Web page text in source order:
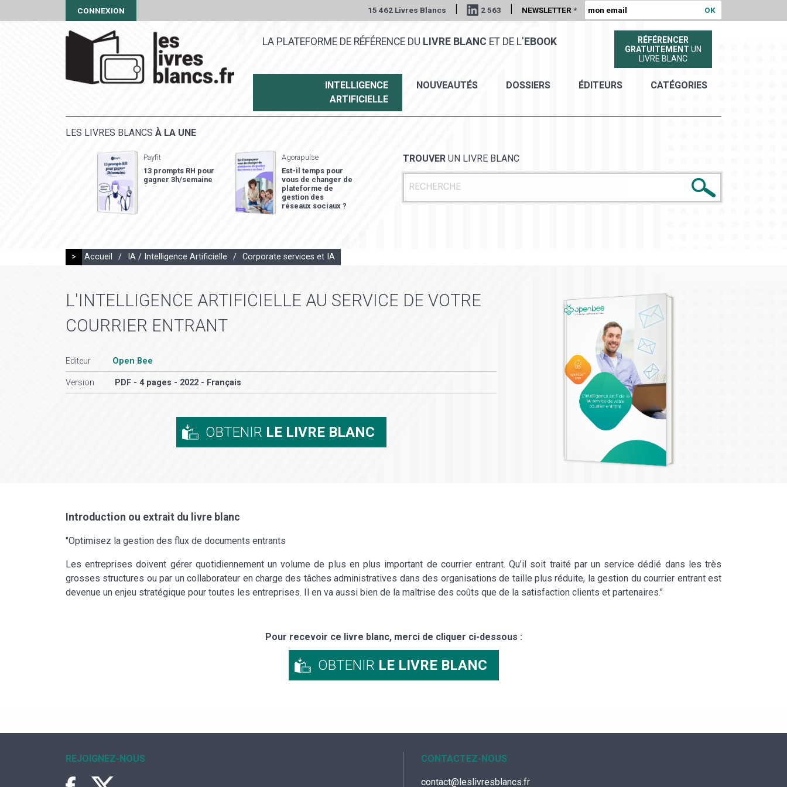
CONNEXION 15 462 Livres Blancs | 2 563 | NEWSLETTER *
LA PLATEFORME DE RÉFÉRENCE DU LIVRE BLANC ET DE L' EBOOK
RÉFÉRENCER
GRATUITEMENT UN
LIVRE BLANC
INTELLIGENCE
ARTIFICIELLE
NOUVEAUTÉS DOSSIERS ÉDITEURS CATÉGORIES
LES LIVRES BLANCS À LA UNE
Payfit
13 prompts RH pour
gagner 3h/semaine
Agorapulse
Est-il temps pour
vous de changer de
plateforme de
gestion des
réseaux sociaux ?
TROUVER UN LIVRE BLANC
> Accueil / IA / Intelligence Artificielle / Corporate services et IA
L'INTELLIGENCE ARTIFICIELLE AU SERVICE DE VOTRE
COURRIER ENTRANT
Editeur Open Bee
Version PDF - 4 pages - 2022 - Français
OBTENIR LE LIVRE BLANC
Introduction ou extrait du livre blanc
"Optimisez la gestion des flux de documents entrants
Les entreprises doivent gérer quotidiennement un volume de plus en plus important de courrier entrant. Qu’il soit traité par un service dédié dans les très
grosses structures ou par un collaborateur en charge des tâches administratives dans des organisations de taille plus réduite, la gestion du courrier entrant est
devenue un enjeu stratégique pour toutes les entreprises. Il en va aussi bien de la maîtrise des coûts que de la satisfaction clients et partenaires."
Pour recevoir ce livre blanc, merci de cliquer ci-dessous :
OBTENIR LE LIVRE BLANC
REJOIGNEZ-NOUS CONTACTEZ-NOUS
contact@leslivresblancs.fr